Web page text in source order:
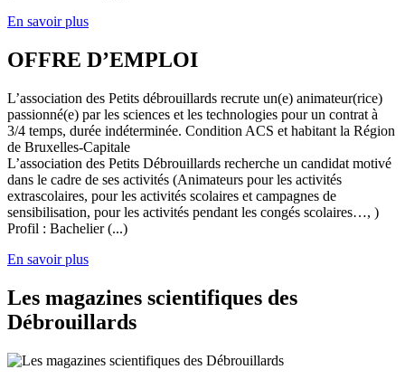
En savoir plus
OFFRE D’EMPLOI
L’association des Petits débrouillards recrute un(e) animateur(rice)
passionné(e) par les sciences et les technologies pour un contrat à
3/4 temps, durée indéterminée. Condition ACS et habitant la Région
de Bruxelles-Capitale
L’association des Petits Débrouillards recherche un candidat motivé
dans le cadre de ses activités (Animateurs pour les activités
extrascolaires, pour les activités scolaires et campagnes de
sensibilisation, pour les activités pendant les congés scolaires…, )
Profil : Bachelier (...)
En savoir plus
Les magazines scientifiques des
Débrouillards